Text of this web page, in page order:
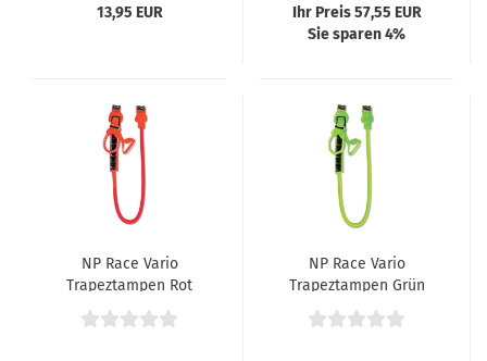
13,95 EUR
Ihr Preis 57,55 EUR
Sie sparen 4%
NP Race Vario
Trapeztampen Rot
NP Race Vario
Trapeztampen Grün